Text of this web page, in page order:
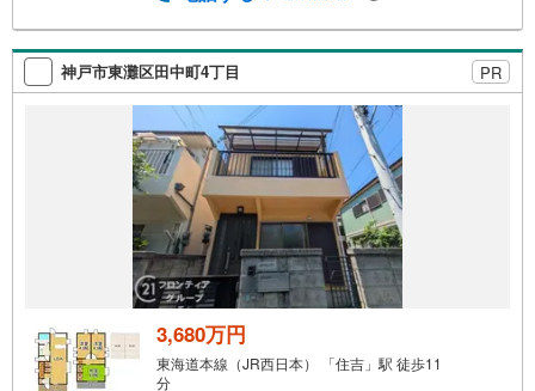
あるため、最も低金利になるように審査が可能！4.物件の
お引渡し後に必要になったお家のリフォームも弊社のリフ
ォームプランナーがご提案！弊社は専門家同士が連携をと
っているため、より多くの知見がございます。お気軽にお
問合せください！
神戸市東灘区田中町4丁目 PR
3,680万円
東海道本線（JR西日本） 「住吉」駅 徒歩11
分